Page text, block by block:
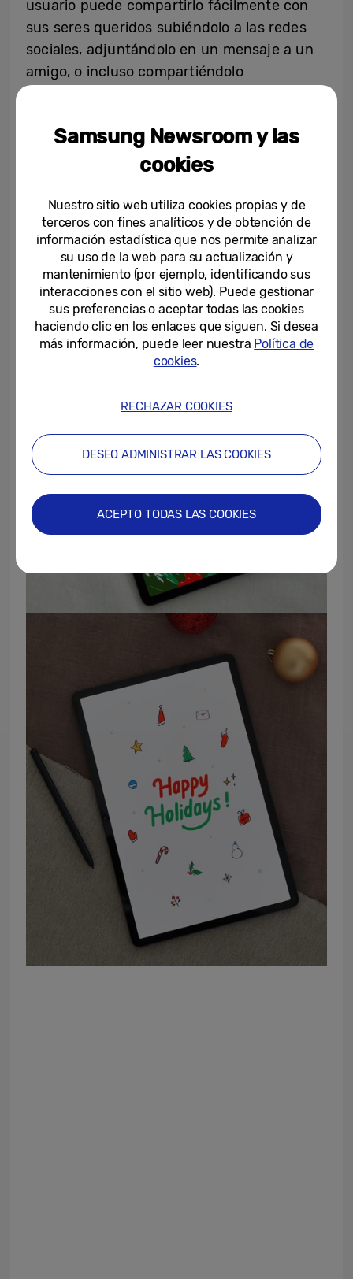
usuario puede compartirlo fácilmente con
sus seres queridos subiéndolo a las redes
sociales, adjuntándolo en un mensaje a un
amigo, o incluso compartiéndolo
Para aquellos que buscan inspiración con
pueden echarles un vistazo a estas piezas
especiales de temporada.
Samsung Newsroom y las
cookies
Nuestro sitio web utiliza cookies propias y de
terceros con fines analíticos y de obtención de
información estadística que nos permite analizar
su uso de la web para su actualización y
mantenimiento (por ejemplo, identificando sus
interacciones con el sitio web). Puede gestionar
sus preferencias o aceptar todas las cookies
haciendo clic en los enlaces que siguen. Si desea
más información, puede leer nuestra Política de
cookies.
RECHAZAR COOKIES
DESEO ADMINISTRAR LAS COOKIES
ACEPTO TODAS LAS COOKIES